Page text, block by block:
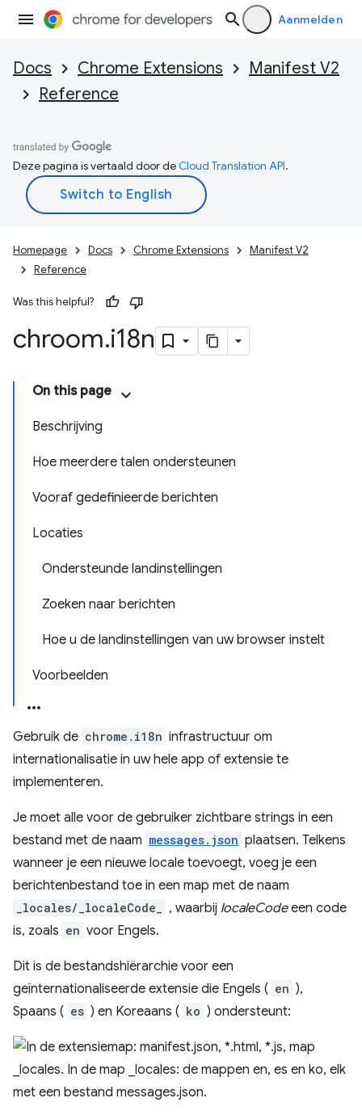
Aanmelden
Docs Chrome Extensions
Manifest V2
Reference
Deze pagina is vertaald door deCloud Translation API.
Homepage Docs Chrome Extensions
Manifest V2
Reference
Was this helpful?
chroom.i18n
On this page
Beschrijving
Hoe meerdere talen ondersteunen
Vooraf gedefinieerde berichten
Locaties
Ondersteunde landinstellingen
Zoeken naar berichten
Hoe u de landinstellingen van uw browser instelt
Voorbeelden
Gebruik de chrome.i18n infrastructuur om
internationalisatie in uw hele app of extensie te
implementeren.
Je moet alle voor de gebruiker zichtbare strings in een
bestand met de naam messages.json plaatsen. Telkens
wanneer je een nieuwe locale toevoegt, voeg je een
berichtenbestand toe in een map met de naam
_locales/_localeCode_ , waarbij localeCodeeen code
is, zoals en voor Engels.
Dit is de bestandshiërarchie voor een
geïnternationaliseerde extensie die Engels ( en ),
Spaans ( es ) en Koreaans ( ko ) ondersteunt: